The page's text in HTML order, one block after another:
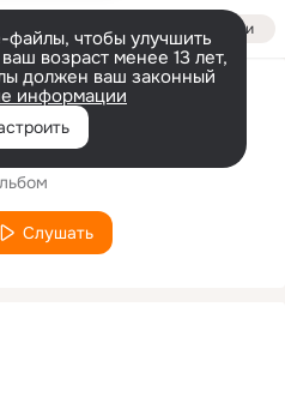
Войти
чтобы улучшить
возраст менее 13 лет,
должен ваш законный
информации
Tombuz Ciamis
Слушать